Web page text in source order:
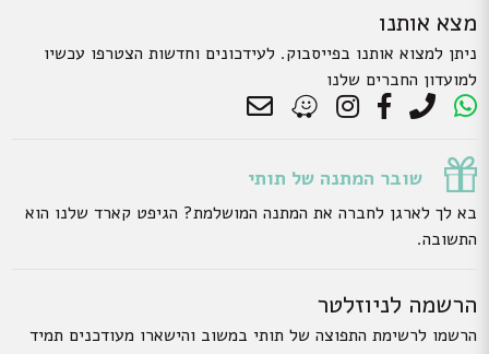
מצא אותנו
ניתן למצוא אותנו בפייסבוק. לעידכונים וחדשות הצטרפו עכשיו
למועדון החברים שלנו
שובר המתנה של תותי
בא לך לארגן לחברה את המתנה המושלמת? הגיפט קארד שלנו הוא
התשובה.
הרשמה לניוזלטר
הרשמו לרשימת התפוצה של תותי במשוב והישארו מעודכנים תמיד